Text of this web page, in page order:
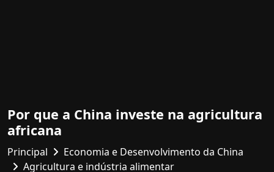
Por que a China investe na agricultura
africana
Principal
Economia e Desenvolvimento da China
Agricultura e indústria alimentar